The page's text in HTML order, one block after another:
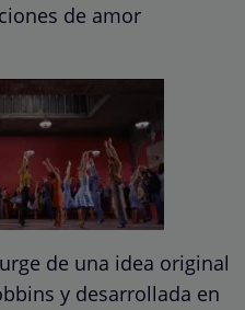
de amor
de una idea original
y desarrollada en